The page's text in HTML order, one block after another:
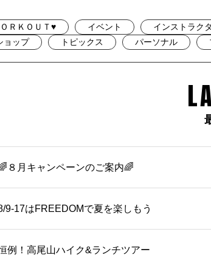
ＲＫＯＵＴ♥ イベント インストラク
ョップ
トピックス パーソナル
８月キャンペーンのご案内🌈
9-17はFREEDOMで夏を楽しもう
例！高尾山ハイク&ランチツアー